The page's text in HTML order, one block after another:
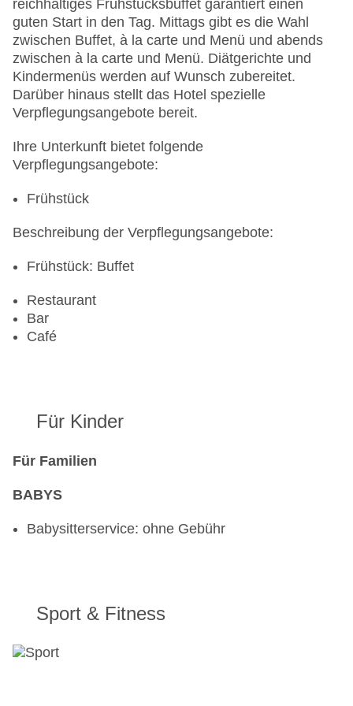
Whirlpool: im Wellnessbereich
Minimarkt
Internet: WLAN/WiFi, im öffentlichen Bereich:
gegen Gebühr
Zahlungsarten: TUI Card / VISA, MasterCard,
American Express, Diners
Verfügbarkeit), unbewacht: gegen Gebühr,
Garage: gegen Gebühr
Etagen: 7, Zimmer: 170
reichhaltiges Frühstücksbuffet garantiert einen
guten Start in den Tag. Mittags gibt es die Wahl
zwischen Buffet, à la carte und Menü und abends
zwischen à la carte und Menü. Diätgerichte und
Kindermenüs werden auf Wunsch zubereitet.
Darüber hinaus stellt das Hotel spezielle
Verpflegungsangebote bereit.
Ihre Unterkunft bietet folgende
Verpflegungsangebote:
Frühstück
Beschreibung der Verpflegungsangebote:
Frühstück: Buffet
Restaurant
Bar
Café
Für Kinder
Für Familien
BABYS
Babysitterservice: ohne Gebühr
Sport & Fitness